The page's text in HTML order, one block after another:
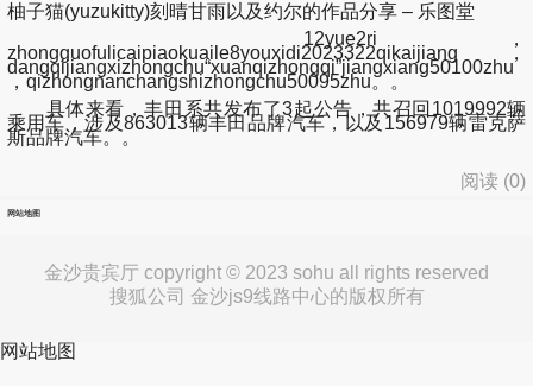
柚子猫(yuzukitty)刻晴甘雨以及约尔的作品分享 – 乐图堂
12yue2ri，
zhongguofulicaipiaokuaile8youxidi2023322qikaijiang，
dangqijiangxizhongchu“xuanqizhongqi”jiangxiang50100zhu
，qizhongnanchangshizhongchu50095zhu。。
具体来看，丰田系共发布了3起公告，共召回1019992辆
乘用车，涉及863013辆丰田品牌汽车，以及156979辆雷克萨
斯品牌汽车。。
阅读 (0)
网站地图
金沙贵宾厅 copyright © 2023 sohu all rights reserved
搜狐公司 金沙js9线路中心的版权所有
网站地图